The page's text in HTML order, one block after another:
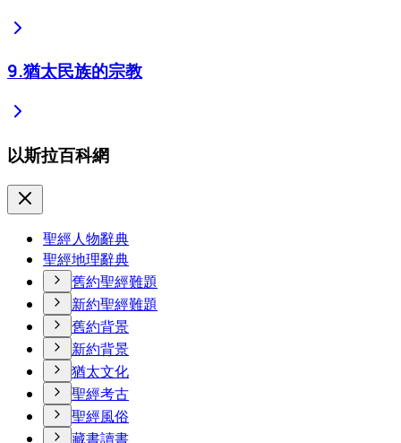
9.猶太民族的宗教
以斯拉百科網
聖經人物辭典
聖經地理辭典
舊約聖經難題
新約聖經難題
舊約背景
新約背景
猶太文化
聖經考古
聖經風俗
藏書讀書